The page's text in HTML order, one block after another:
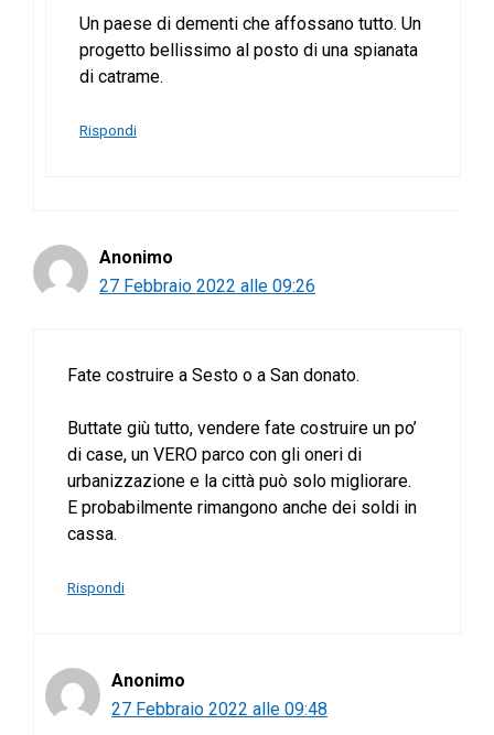
Un paese di dementi che affossano tutto. Un
progetto bellissimo al posto di una spianata
di catrame.
Rispondi
Anonimo
27 Febbraio 2022 alle 09:26
Fate costruire a Sesto o a San donato.
Buttate giù tutto, vendere fate costruire un po’
di case, un VERO parco con gli oneri di
urbanizzazione e la città può solo migliorare.
E probabilmente rimangono anche dei soldi in
cassa.
Rispondi
Anonimo
27 Febbraio 2022 alle 09:48